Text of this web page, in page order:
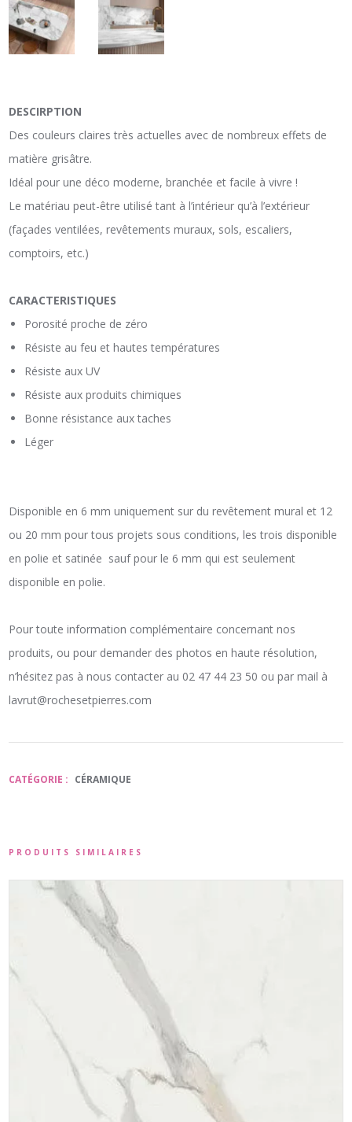
DESCIRPTION
Des couleurs claires très actuelles avec de nombreux effets de
matière grisâtre.
Idéal pour une déco moderne, branchée et facile à vivre !
Le matériau peut-être utilisé tant à l’intérieur qu’à l’extérieur
(façades ventilées, revêtements muraux, sols, escaliers,
comptoirs, etc.)
CARACTERISTIQUES
Porosité proche de zéro
Résiste au feu et hautes températures
Résiste aux UV
Résiste aux produits chimiques
Bonne résistance aux taches
Léger
Disponible en 6 mm uniquement sur du revêtement mural et 12
ou 20 mm pour tous projets sous conditions, les trois disponible
en polie et satinée sauf pour le 6 mm qui est seulement
disponible en polie.
Pour toute information complémentaire concernant nos
produits, ou pour demander des photos en haute résolution,
n’hésitez pas à nous contacter au 02 47 44 23 50 ou par mail à
lavrut@rochesetpierres.com
CATÉGORIE : CÉRAMIQUE
PRODUITS SIMILAIRES